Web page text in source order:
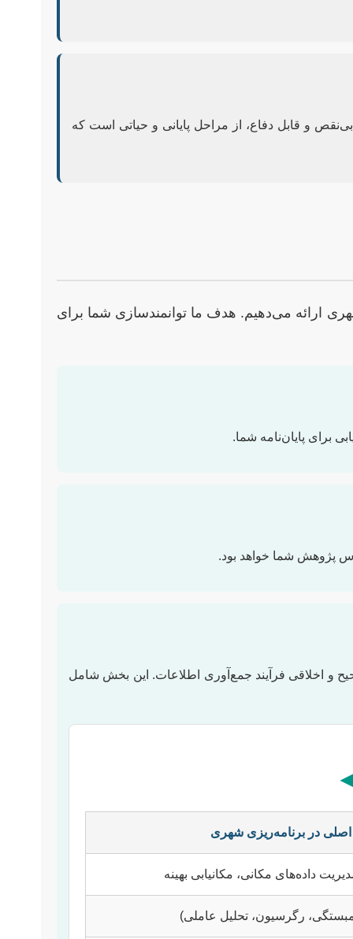
و قابل دفاع، از مراحل پایانی و حیاتی است که
ارائه می‌دهیم. هدف ما توانمندسازی شما برای
برای پایان‌نامه شما.
پژوهش شما خواهد بود.
و اخلاقی فرآیند جمع‌آوری اطلاعات. این بخش شامل
◀
اصلی در برنامه‌ریزی شهری
داده‌های مکانی، مکانیابی بهینه
رگرسیون، تحلیل عاملی)